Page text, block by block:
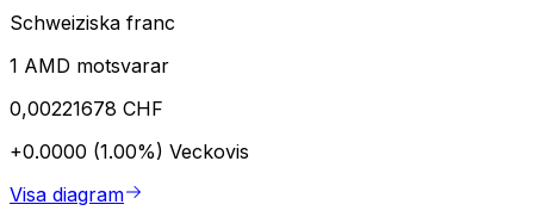
Schweiziska franc
1 AMD motsvarar
0,00221678 CHF
+0.0000 (1.00%) Veckovis
Visa diagram